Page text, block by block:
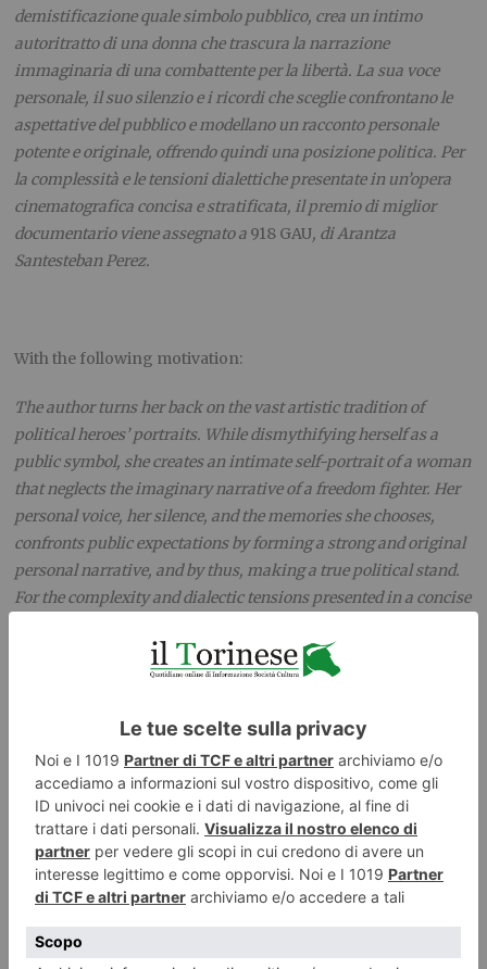
demistificazione quale simbolo pubblico, crea un intimo
autoritratto di una donna che trascura la narrazione
immaginaria di una combattente per la libertà. La sua voce
personale, il suo silenzio e i ricordi che sceglie confrontano le
aspettative del pubblico e modellano un racconto personale
potente e originale, offrendo quindi una posizione politica. Per
la complessità e le tensioni dialettiche presentate in un’opera
cinematografica concisa e stratificata, il premio di miglior
documentario viene assegnato a 918 GAU, di Arantza
Santesteban Perez.
With the following motivation:
The author turns her back on the vast artistic tradition of
political heroes’ portraits. While dismythifying herself as a
public symbol, she creates an intimate self-portrait of a woman
that neglects the imaginary narrative of a freedom fighter. Her
personal voice, her silence, and the memories she chooses,
confronts public expectations by forming a strong and original
personal narrative, and by thus, making a true political stand.
For the complexity and dialectic tensions presented in a concise
Arantza Santesteban Perez.
Premio speciale della giuria/ Special Jury Award a/
ANOTHER BRICK ON THE WALL di/ byNan Zhang (Cina)
Con la seguente motivazione:
Ogni mattone che compone la Grande Muraglia cinese è stato
trasportato dall’uomo. Un lavoro svolto da più di 800.000
uomini per più di 20 anni. Nel seguire la ricostruzione di una